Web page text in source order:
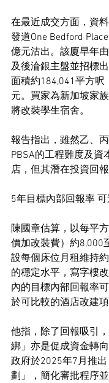
在最近成交方面，資
發道One Bedford
億元沽出。該廈早年
及後淪銀主盤並招標
面積約184,041平方呎
元。買家為新加坡家
將改裝學生宿舍。
報告指出，雖然乙、
PBSA的工程難度及資
店，但其潛在投資回報
5年目標內部回報率 可
陳國章估算，以每平
價加改裝費）約8,000
設每個床位月租維持
的穩定水平，寫字樓
內的目標內部回報率
於可比較的酒店改建項
他指，除了回報吸引
綁」亦是促成資金轉向
政府於2025年7月推
劃」，簡化審批程序